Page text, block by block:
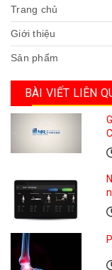
Trang chủ
Giới thiệu
Sản phẩm
BÀI VIẾT LIÊN